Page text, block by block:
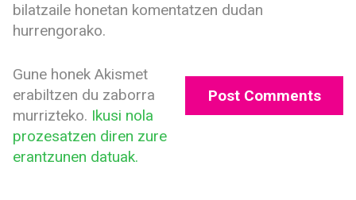
bilatzaile honetan komentatzen dudan
hurrengorako.
Gune honek Akismet
erabiltzen du zaborra
murrizteko. Ikusi nola
prozesatzen diren zure
erantzunen datuak.